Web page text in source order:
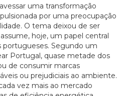
uma transformação
por uma preocupação
O tema deixou de ser
hoje, um papel central
portugueses. Segundo um
Portugal, quase metade dos
de consumir marcas
ou prejudiciais ao ambiente.
vez mais ao mercado